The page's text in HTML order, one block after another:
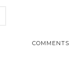
COMMENTS